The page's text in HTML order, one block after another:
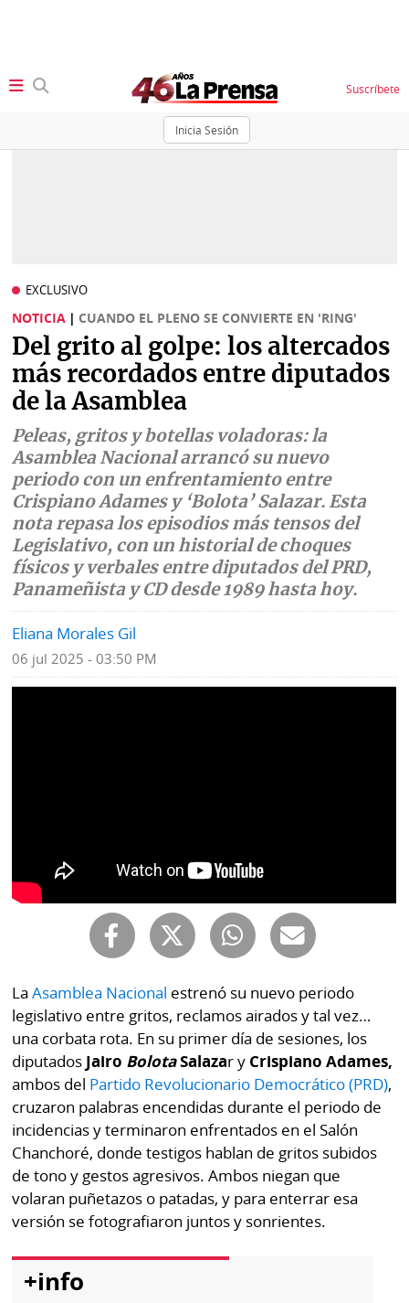
Inicia Sesión
Suscríbete
Sociedad
Judiciales
Política
Economía
Mundo
Deportes
Tecnología
Ponle
la
Firma
K
Vivir+
Opinión
Blogs
Fotografías
Videos
Fe
de
erratas
Historias
Comunicados
Catálogos
Kiosko
digital
Luctuosas
Autores
al
lector
Buenas
prácticas
OTROS
SITIOS
Metro
Metro
Mi
Ellas
EXCLUSIVO
NOTICIA | CUANDO EL PLENO SE CONVIERTE EN 'RING'
Del grito al golpe: los altercados
más recordados entre diputados
de la Asamblea
Peleas, gritos y botellas voladoras: la
Asamblea Nacional arrancó su nuevo
periodo con un enfrentamiento entre
Crispiano Adames y ‘Bolota’ Salazar. Esta
nota repasa los episodios más tensos del
Legislativo, con un historial de choques
físicos y verbales entre diputados del PRD,
Panameñista y CD desde 1989 hasta hoy.
Eliana Morales Gil
06 jul 2025 - 03:50 PM
LaAsamblea Nacional estrenó su nuevo periodo
legislativo entre gritos, reclamos airados y tal vez…
una corbata rota. En su primer día de sesiones, los
diputados Jairo BolotaSalazar y Crispiano Adames,
ambos del Partido Revolucionario Democrático (PRD),
cruzaron palabras encendidas durante el periodo de
incidencias y terminaron enfrentados en el Salón
Chanchoré, donde testigos hablan de gritos subidos
de tono y gestos agresivos. Ambos niegan que
volaran puñetazos o patadas, y para enterrar esa
versión se fotografiaron juntos y sonrientes.
+info